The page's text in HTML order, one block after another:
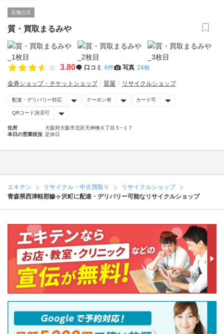
店舗公式
質・買取まるみや
3.80 口コミ 6件 写真 24枚
金券ショップ・チケットショップ 質屋 リサイクルショップ
配達・デリバリー対応 クーポン有 カード可
QRコード決済可
住所
大阪府大阪市北区天神橋６丁目５−１７
本日の営業状況 定休日
エキテン リサイクル・中古買取り
リサイクルショップ
青森県西津軽郡鰺ヶ沢町に配達・デリバリー可能なリサイクルショップ